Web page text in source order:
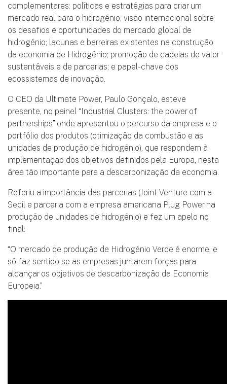
complementares: políticas e estratégias para criar um
mercado real para o hidrogénio; visão internacional sobre
os desafios e oportunidades do mercado global de
hidrogénio; lacunas e barreiras existentes na construção
da economia de Hidrogénio; promoção de cadeias de valor
sustentáveis e de parcerias; e papel-chave dos
ecossistemas de inovação.
O CEO da Ultimate Power, Paulo Gonçalo, esteve
presente, no painel “Industrial Clusters: the power of
partnerships” onde apresentou o percurso da empresa e o
portfólio dos produtos (otimização da combustão e as
unidades de produção de hidrogénio), que respondem à
implementação dos objetivos definidos pela Europa, nesta
área tão importante para a descarbonização da economia.
Referiu a importância das parcerias (Joint Venture com a
Secil e parceria com a empresa americana Plug Power na
produção de unidades de hidrogénio) e fez um apelo no
final:
“O mercado de produção de Hidrogénio Verde é enorme, e
só faz sentido se as empresas juntarem forças para
alcançar os objetivos de descarbonização da Economia
Europeia.”